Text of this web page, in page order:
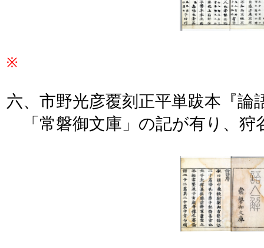
※
六、市野光彦覆刻正平単跋本『論
「常磐御文庫」の記が有り、狩